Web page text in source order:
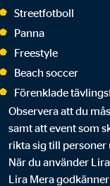
Streetfotboll
Panna
Freestyle
Beach soccer
Förenklade
Observera att du
samt att event som
rikta sig till personer
När du använder
Lira Mera